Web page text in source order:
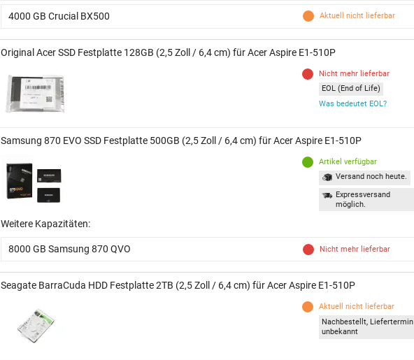
4000 GB Crucial BX500 Aktuell nicht lieferbar
Original Acer SSD Festplatte 128GB (2,5 Zoll / 6,4 cm) für Acer Aspire E1-510P
Nicht mehr lieferbar
EOL (End of Life)
Was bedeutet EOL?
Samsung 870 EVO SSD Festplatte 500GB (2,5 Zoll / 6,4 cm) für Acer Aspire E1-510P
Artikel verfügbar
Versand noch heute.
Expressversand
möglich.
Weitere Kapazitäten:
8000 GB Samsung 870 QVO Nicht mehr lieferbar
Seagate BarraCuda HDD Festplatte 2TB (2,5 Zoll / 6,4 cm) für Acer Aspire E1-510P
Aktuell nicht lieferbar
Nachbestellt, Liefertermin
unbekannt